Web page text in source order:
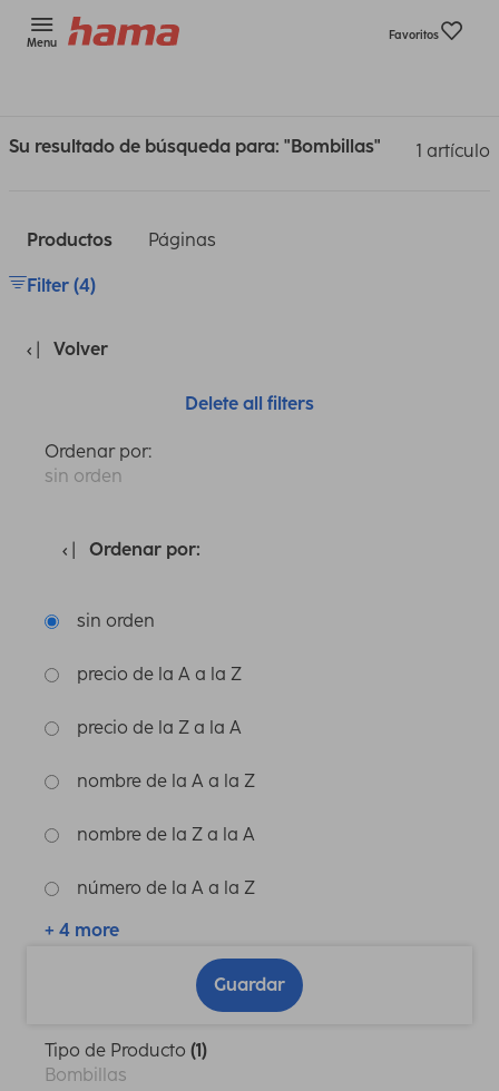
Menu
Favoritos
Su resultado de búsqueda para: "Bombillas" 1 artículo
Productos Páginas
Filter (4)
Volver
Delete all filters
Ordenar por:
sin orden
Ordenar por:
sin orden
precio de la A a la Z
precio de la Z a la A
nombre de la A a la Z
nombre de la Z a la A
número de la A a la Z
+ 4 more
Guardar
Tipo de Producto (1)
Bombillas